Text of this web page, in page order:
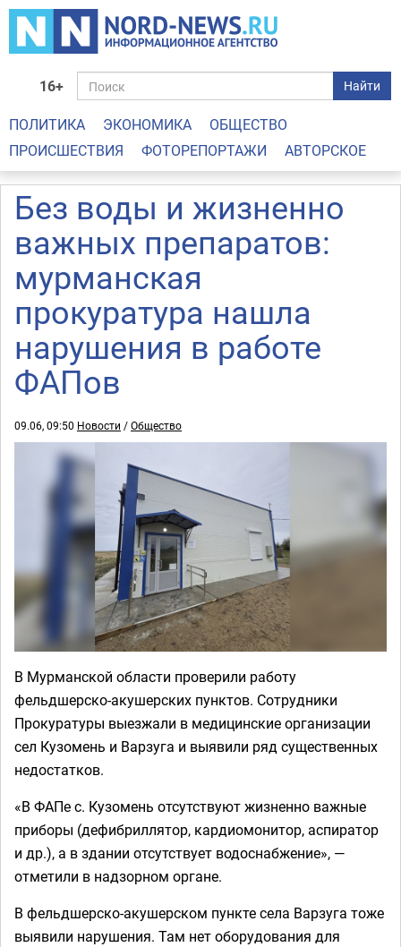
16+ Найти
ПОЛИТИКА ЭКОНОМИКА
ОБЩЕСТВО
ПРОИСШЕСТВИЯ
ФОТОРЕПОРТАЖИ АВТОРСКОЕ
Без воды и жизненно
важных препаратов:
мурманская
прокуратура нашла
нарушения в работе
ФАПов
09.06, 09:50 Новости /Общество
В Мурманской области проверили работу
фельдшерско-акушерских пунктов. Сотрудники
Прокуратуры выезжали в медицинские организации
сел Кузомень и Варзуга и выявили ряд существенных
недостатков.
«В ФАПе с. Кузомень отсутствуют жизненно важные
приборы (дефибриллятор, кардиомонитор, аспиратор
и др.), а в здании отсутствует водоснабжение», —
отметили в надзорном органе.
В фельдшерско-акушерском пункте села Варзуга тоже
выявили нарушения. Там нет оборудования для